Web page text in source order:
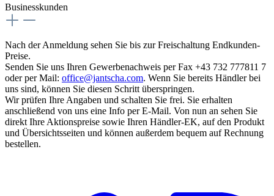
Businesskunden
Nach der Anmeldung sehen Sie bis zur Freischaltung Endkunden-
Preise.
Senden Sie uns Ihren Gewerbenachweis per Fax +43 732 777811 7
oder per Mail: office@jantscha.com. Wenn Sie bereits Händler bei
uns sind, können Sie diesen Schritt überspringen.
Wir prüfen Ihre Angaben und schalten Sie frei. Sie erhalten
anschließend von uns eine Info per E-Mail. Von nun an sehen Sie
direkt Ihre Aktionspreise sowie Ihren Händler-EK, auf den Produkt
und Übersichtsseiten und können außerdem bequem auf Rechnung
bestellen.